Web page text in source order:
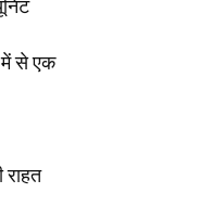
में से एक